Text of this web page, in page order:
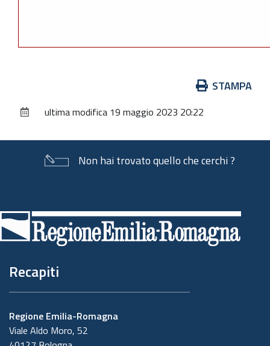
documento
STAMPA
ultima modifica 19 maggio 2023 20:22
Non hai trovato quello che cerchi ?
di
pagina
Recapiti
Regione Emilia-Romagna
Viale Aldo Moro, 52